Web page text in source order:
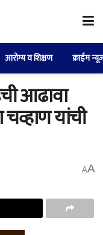
आरोग्य व शिक्षण क्राईम
आढावा
यांची
AA